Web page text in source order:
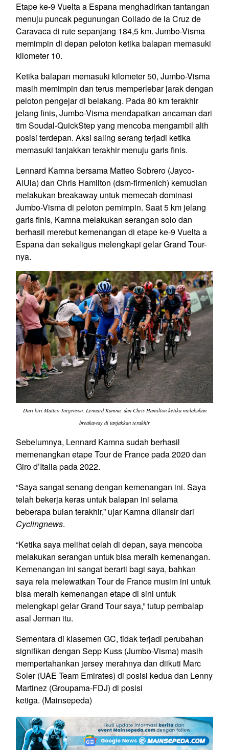
Etape ke-9 Vuelta a Espana menghadirkan tantangan
menuju puncak pegunungan Collado de la Cruz de
Caravaca di rute sepanjang 184,5 km. Jumbo-Visma
memimpin di depan peloton ketika balapan memasuki
kilometer 10.
Ketika balapan memasuki kilometer 50, Jumbo-Visma
masih memimpin dan terus memperlebar jarak dengan
peloton pengejar di belakang. Pada 80 km terakhir
jelang finis, Jumbo-Visma mendapatkan ancaman dari
tim Soudal-QuickStep yang mencoba mengambil alih
posisi terdepan. Aksi saling serang terjadi ketika
memasuki tanjakkan terakhir menuju garis finis.
Lennard Kamna bersama Matteo Sobrero (Jayco-
AlUla) dan Chris Hamilton (dsm-firmenich) kemudian
melakukan breakaway untuk memecah dominasi
Jumbo-Visma di peloton pemimpin. Saat 5 km jelang
garis finis, Kamna melakukan serangan solo dan
berhasil merebut kemenangan di etape ke-9 Vuelta a
Espana dan sekaligus melengkapi gelar Grand Tour-
nya.
Dari kiri Matteo Jorgenson, Lennard Kamna, dan Chris Hamilton ketika melakukan
breakaway di tanjakkan terakhir
Sebelumnya, Lennard Kamna sudah berhasil
memenangkan etape Tour de France pada 2020 dan
Giro d’Italia pada 2022.
“Saya sangat senang dengan kemenangan ini. Saya
telah bekerja keras untuk balapan ini selama
beberapa bulan terakhir,” ujar Kamna dilansir dari
Cyclingnews.
“Ketika saya melihat celah di depan, saya mencoba
melakukan serangan untuk bisa meraih kemenangan.
Kemenangan ini sangat berarti bagi saya, bahkan
saya rela melewatkan Tour de France musim ini untuk
bisa meraih kemenangan etape di sini untuk
melengkapi gelar Grand Tour saya,” tutup pembalap
asal Jerman itu.
Sementara di klasemen GC, tidak terjadi perubahan
signifikan dengan Sepp Kuss (Jumbo-Visma) masih
mempertahankan jersey merahnya dan diikuti Marc
Soler (UAE Team Emirates) di posisi kedua dan Lenny
Martinez (Groupama-FDJ) di posisi
ketiga. (Mainsepeda)